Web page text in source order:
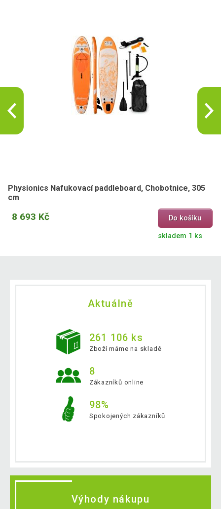
Physionics Nafukovací paddleboard, Chobotnice, 305
cm
8 693 Kč Do košíku
skladem 1 ks
Aktuálně
261 106 ks
Zboží máme na skladě
8
Zákazníků online
98%
Spokojených zákazníků
Výhody nákupu